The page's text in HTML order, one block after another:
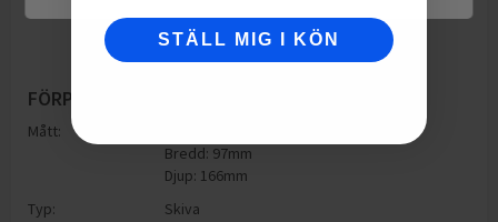
FÖRPACKNING
Mått:
Bredd: 97mm
Djup: 166mm
Typ:
Skiva
STÄLL MIG I KÖN